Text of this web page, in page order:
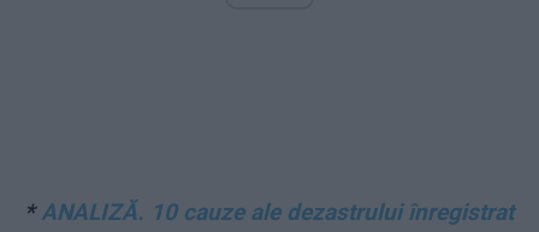
*ANALIZĂ. 10 cauze ale dezastrului înregistrat